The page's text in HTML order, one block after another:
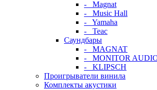
- Magnat
- Music Hall
- Yamaha
- Teac
Саундбары
- MAGNAT
- MONITOR
- KLIPSCH
Проигрыватели винила
Комплекты акустики